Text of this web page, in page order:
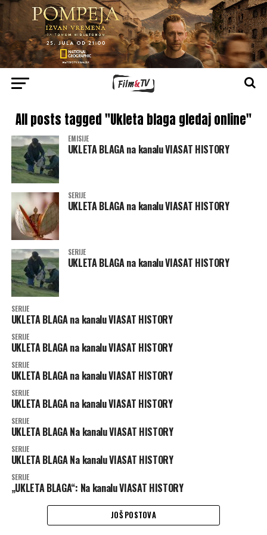
All posts tagged "Ukleta blaga gledaj online"
EMISIJE
UKLETA BLAGA na kanalu VIASAT HISTORY
SERIJE
UKLETA BLAGA na kanalu VIASAT HISTORY
SERIJE
UKLETA BLAGA na kanalu VIASAT HISTORY
SERIJE
UKLETA BLAGA na kanalu VIASAT HISTORY
SERIJE
UKLETA BLAGA na kanalu VIASAT HISTORY
SERIJE
UKLETA BLAGA na kanalu VIASAT HISTORY
SERIJE
UKLETA BLAGA na kanalu VIASAT HISTORY
SERIJE
UKLETA BLAGA Na kanalu VIASAT HISTORY
SERIJE
UKLETA BLAGA Na kanalu VIASAT HISTORY
SERIJE
„UKLETA BLAGA“: Na kanalu VIASAT HISTORY
JOŠ POSTOVA